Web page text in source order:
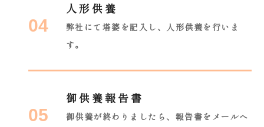
04
人形供養
弊社にて塔婆を記入し、人形供養を行いま
す。
05
御供養報告書
御供養が終わりましたら、報告書をメールへ